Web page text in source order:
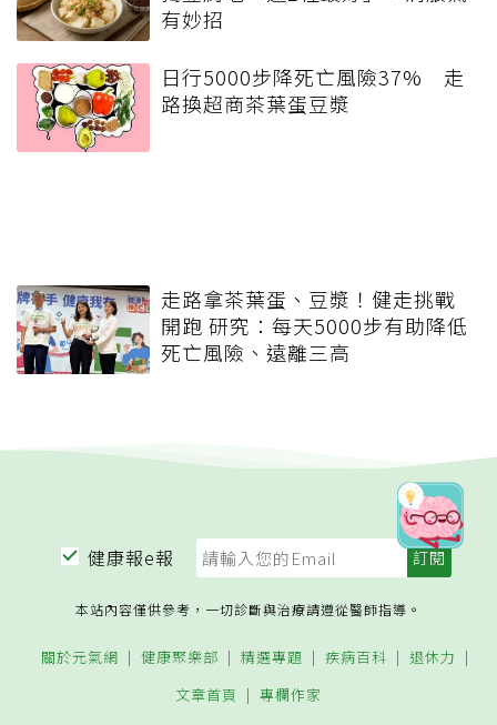
有妙招
日行5000步降死亡風險37% 走
路換超商茶葉蛋豆漿
走路拿茶葉蛋、豆漿！健走挑戰
開跑 研究：每天5000步有助降低
死亡風險、遠離三高
健康報e報
本站內容僅供參考，一切診斷與治療請遵從醫師指導。
關於元氣網 健康聚樂部 精選專題 疾病百科
退休力
文章首頁
專欄作家